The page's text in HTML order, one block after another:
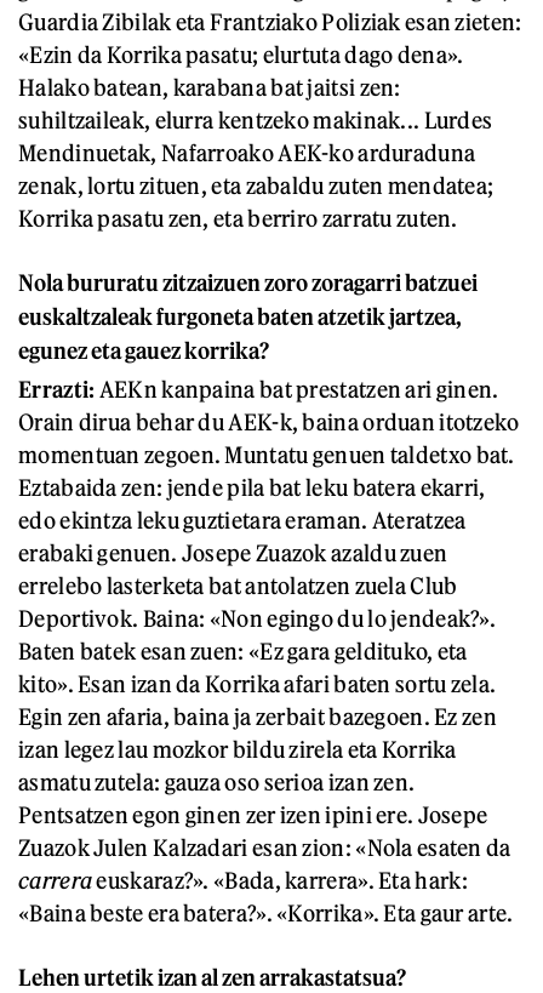
Guardia Zibilak eta Frantziako Poliziak esan zieten:
«Ezin da Korrika pasatu; elurtuta dago dena».
Halako batean, karabana bat jaitsi zen:
suhiltzaileak, elurra kentzeko makinak... Lurdes
Mendinuetak, Nafarroako AEK-ko arduraduna
zenak, lortu zituen, eta zabaldu zuten mendatea;
Korrika pasatu zen, eta berriro zarratu zuten.
Nola bururatu zitzaizuen zoro zoragarri batzuei
euskaltzaleak furgoneta baten atzetik jartzea,
egunez eta gauez korrika?
Errazti: AEKn kanpaina bat prestatzen ari ginen.
Orain dirua behar du AEK-k, baina orduan itotzeko
momentuan zegoen. Muntatu genuen taldetxo bat.
Eztabaida zen: jende pila bat leku batera ekarri,
edo ekintza leku guztietara eraman. Ateratzea
erabaki genuen. Josepe Zuazok azaldu zuen
errelebo lasterketa bat antolatzen zuela Club
Deportivok. Baina: «Non egingo du lo jendeak?».
Baten batek esan zuen: «Ez gara geldituko, eta
kito». Esan izan da Korrika afari baten sortu zela.
Egin zen afaria, baina ja zerbait bazegoen. Ez zen
izan legez lau mozkor bildu zirela eta Korrika
asmatu zutela: gauza oso serioa izan zen.
Pentsatzen egon ginen zer izen ipini ere. Josepe
Zuazok Julen Kalzadari esan zion: «Nola esaten da
carreraeuskaraz?». «Bada, karrera». Eta hark:
«Baina beste era batera?». «Korrika». Eta gaur arte.
Lehen urtetik izan al zen arrakastatsua?